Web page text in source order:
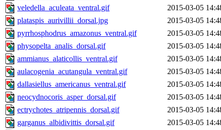
veledella_aculeata_ventral.gif
2015-03-05
plataspis_aurivillii_dorsal.jpg
2015-03-05
pyrrhosphodrus_amazonus_ventral.gif
2015-03-05
physopelta_analis_dorsal.gif
2015-03-05
ammianus_alaticollis_ventral.gif
2015-03-05
aulacogenia_acutangula_ventral.gif
2015-03-05
dallasiellus_americanus_ventral.gif
2015-03-05
neocydnocoris_asper_dorsal.gif
2015-03-05
ectrychotes_atripennis_dorsal.gif
2015-03-05
garganus_albidivittis_dorsal.gif
2015-03-05